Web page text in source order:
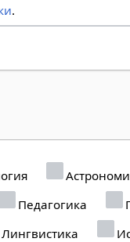
.
Педагогика